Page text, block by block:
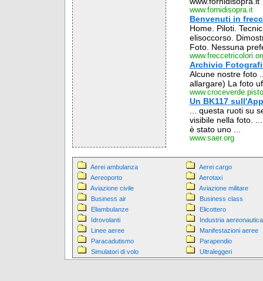
www.fornidisopra.it
Benvenuti in
Home. Piloti.
elisoccorso.
Foto. Nessuna
Archivio
Alcune nostre foto
allargare) La foto
Un BK117
... questa ruoti su
visibile nella foto.
è stato uno ...
www.saer.org
Aerei ambulanza
Aerei cargo
Aereoporto
Aerotaxi
Aviazione civile
Aviazione militare
Business air
Business class
Eliambulanze
Elicottero
Idrovolanti
Industria aereonautica
Linee aeree
Manifestazioni aeree
Paracadutismo
Parapendio
Simulatori di volo
Ultraleggeri